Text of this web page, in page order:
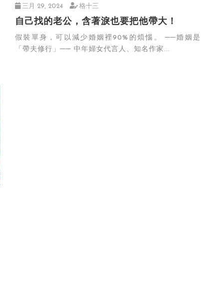
三月 29, 2024 格十三
自己找的老公，含著淚也要把他帶大！
假裝單身，可以減少婚姻裡90%的煩惱。 ──婚姻是
「帶夫修行」── 中年婦女代言人、知名作家...